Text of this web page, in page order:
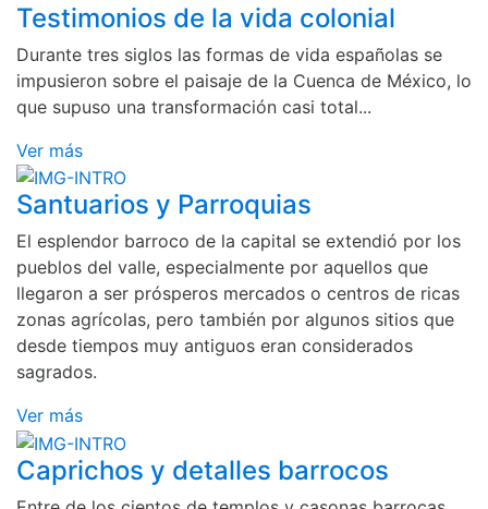
Testimonios de la vida colonial
Durante tres siglos las formas de vida españolas se
impusieron sobre el paisaje de la Cuenca de México, lo
que supuso una transformación casi total...
Ver más
Santuarios y Parroquias
El esplendor barroco de la capital se extendió por los
pueblos del valle, especialmente por aquellos que
llegaron a ser prósperos mercados o centros de ricas
zonas agrícolas, pero también por algunos sitios que
desde tiempos muy antiguos eran considerados
sagrados.
Ver más
Caprichos y detalles barrocos